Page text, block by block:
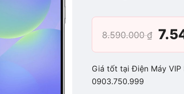
8.590.000₫
Giá
gốc
Giá tốt tại Điện Máy VIP
0903.750.999